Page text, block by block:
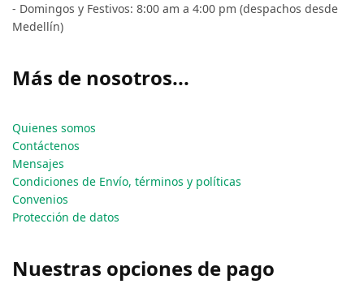
- Domingos y Festivos: 8:00 am a 4:00 pm (despachos desde
Medellín)
Más de nosotros...
Quienes somos
Contáctenos
Mensajes
Condiciones de Envío, términos y políticas
Convenios
Protección de datos
Nuestras opciones de pago